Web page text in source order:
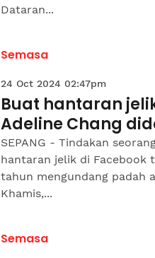
Dataran...
Semasa
24 Oct 2024 02:47pm
Buat hantaran
Adeline Chang
SEPANG - Tindakan
hantaran jelik di Facebook
tahun mengundang padah
Khamis,...
Semasa